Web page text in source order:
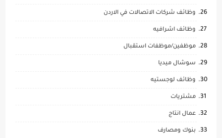
وظائف شركات الاتصالات في الاردن
وظائف اشرافيه
موظفين/موظفات استقبال
سوشال ميديا
وظائف لوجستيه
مشتريات
عمال انتاج
بنوك ومصارف